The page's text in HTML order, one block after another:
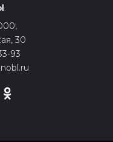
30
93